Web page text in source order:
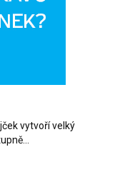
vytvoří velký